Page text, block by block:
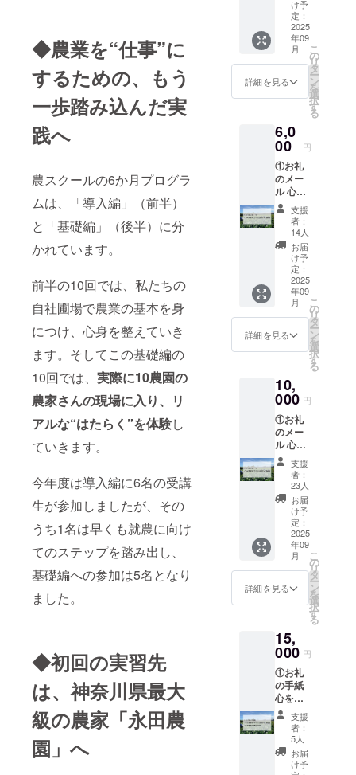
◆農業を“仕事”に
するための、もう
一歩踏み込んだ実
践へ
農スクールの6か月プログラ
ムは、「導入編」（前半）
と「基礎編」（後半）に分
かれています。
前半の10回では、私たちの
自社圃場で農業の基本を身
につけ、心身を整えていき
ます。そしてこの基礎編の
10回では、 実際に10農園の
農家さんの現場に入り、リ
アルな“はたらく”を体験し
ていきます。
今年度は導入編に6名の受講
生が参加しましたが、その
うち1名は早くも就農に向け
てのステップを踏み出し、
基礎編への参加は5名となり
ました。
◆初回の実習先
は、神奈川県最大
級の農家「永田農
園」へ
す。 ※
寄付金
受領証
明書の
発行を
行いま
す。
け予
定：
2025
年09
月
詳細を見る
こ
の
リ
タ
ー
ン
を
選
択
す
る
6,0
00 円
①お礼
のメー
ル 心を
込めた
お礼の
メール
をお送
りしま
す。 ②
プロ
ジェク
ト支援
者同士
の交流
会（オ
zoomを
使用予
定）へ
ご招待
※交流会
は2025
年11月
を予
定。詳
細は
メール
にてご
連絡し
ます。
※このリ
ターン
は
と同じ
内容に
す。 ※
寄付金
受領証
明書の
発行を
行いま
す。
支援
者：
14人
お届
け予
定：
2025
年09
月
詳細を見る
こ
の
リ
タ
ー
ン
を
選
択
す
る
10,
000 円
①お礼
のメー
ル 心を
込めた
お礼の
メール
をお送
りしま
す。 ②
プロ
ジェク
ト支援
者同士
の交流
会（オ
zoomを
使用予
定）へ
ご招待
※交流会
は2025
年11月
を予
定。詳
細は
メール
支援
者：
23人
お届
け予
定：
2025
年09
月
詳細を見る
こ
の
リ
タ
ー
ン
を
選
択
す
る
15,
000 円
①お礼
の手紙
心を込
めたお
礼のお
手紙を
お送り
しま
支援
者：
5人
お届
け予